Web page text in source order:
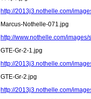
http://2013j3.nothelle.com/
Marcus-Nothelle-071.jpg
http://www.nothelle.com/
GTE-Gr-2-1.jpg
http://2013j3.nothelle.com/
GTE-Gr-2.jpg
http://2013j3.nothelle.com/